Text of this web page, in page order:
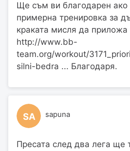
Ще съм ви благодарен ако
примерна тренировка за
краката мисля да приложа
http://www.bb-
team.org/workout/
silni-bedra ... Благодаря.
SA sapuna
Пресата след два лега ще